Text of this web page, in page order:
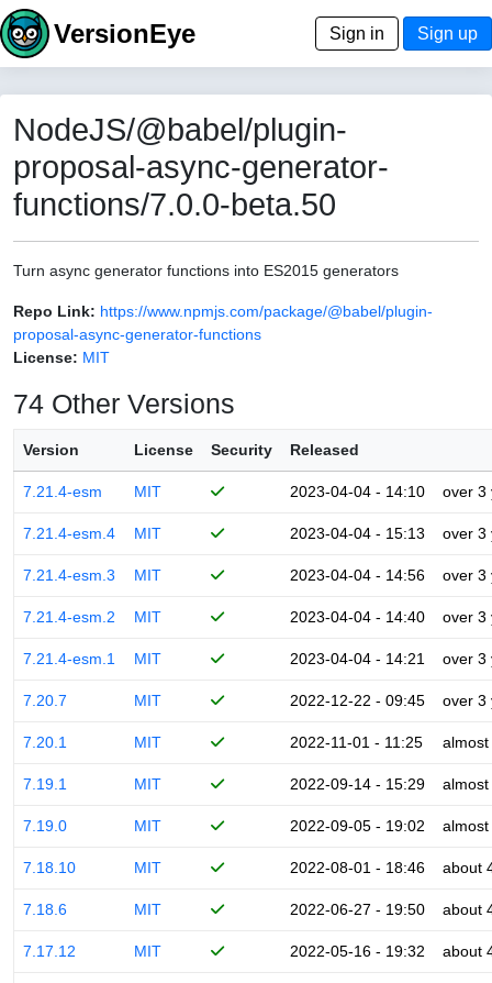
VersionEye Sign in Sign up
NodeJS/@babel/plugin-
proposal-async-generator-
functions/7.0.0-beta.50
Turn async generator functions into ES2015 generators
Repo Link: https://www.npmjs.com/package/@babel/plugin-
proposal-async-generator-functions
License: MIT
74 Other Versions
Version License Security Released
7.21.4-esm MIT 2023-04-04 - 14:10 over 3
7.21.4-esm.4 MIT 2023-04-04 - 15:13 over 3
7.21.4-esm.3 MIT 2023-04-04 - 14:56 over 3
7.21.4-esm.2 MIT 2023-04-04 - 14:40 over 3
7.21.4-esm.1 MIT 2023-04-04 - 14:21 over 3
7.20.7 MIT 2022-12-22 - 09:45 over 3
7.20.1 MIT 2022-11-01 - 11:25
7.19.1 MIT 2022-09-14 - 15:29
7.19.0 MIT 2022-09-05 - 19:02
7.18.10 MIT 2022-08-01 - 18:46 about
7.18.6 MIT 2022-06-27 - 19:50 about
7.17.12 MIT 2022-05-16 - 19:32 about